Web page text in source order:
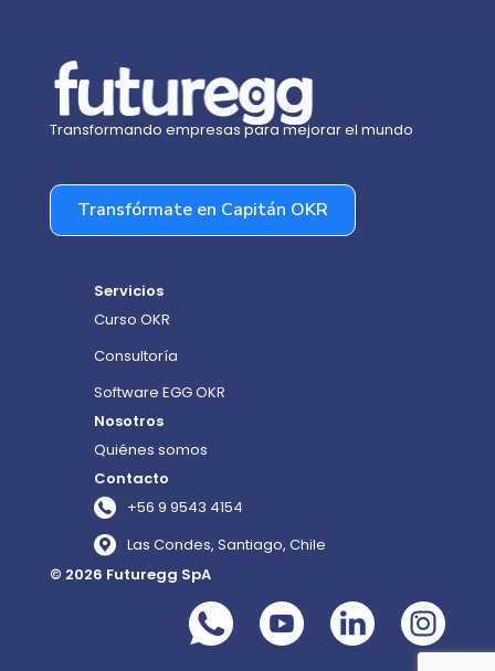
Transformando empresas para mejorar el mundo
Transfórmate en Capitán OKR
Servicios
Curso OKR
Consultoría
Software EGG OKR
Nosotros
Quiénes somos
Contacto
+56 9 9543 4154
Las Condes, Santiago, Chile
© 2026 Futuregg SpA